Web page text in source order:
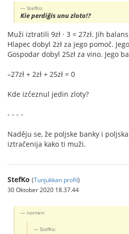
StefKo:
Kie perdiĝis unu zloto!?
Muži iztratili 9zł · 3 = 27zł. Jih balans
Hlapec dobyl 2zł za jego pomoč.
Gospodar dobyl 25zł za vino. Jego
–27zł + 2zł + 25zł = 0
Kde izčeznul jedin zloty?
- - - -
Naděju se, že poljske banky i
iztračenija kako ti muži.
StefKo (Tunjukkan profil)
30 Oktober 2020 18.37.44
nornen:
StefKo: